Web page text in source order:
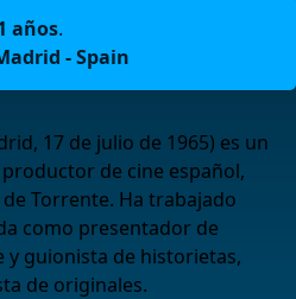
años.
- Spain
17 de julio de 1965) es un
de cine español,
Torrente. Ha trabajado
como presentador de
y guionista de historietas,
de originales.